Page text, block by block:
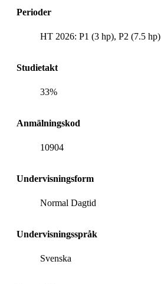
Perioder
HT 2026: P1 (3 hp), P2 (7.5 hp)
Studietakt
33%
Anmälningskod
10904
Undervisningsform
Normal Dagtid
Undervisningsspråk
Svenska